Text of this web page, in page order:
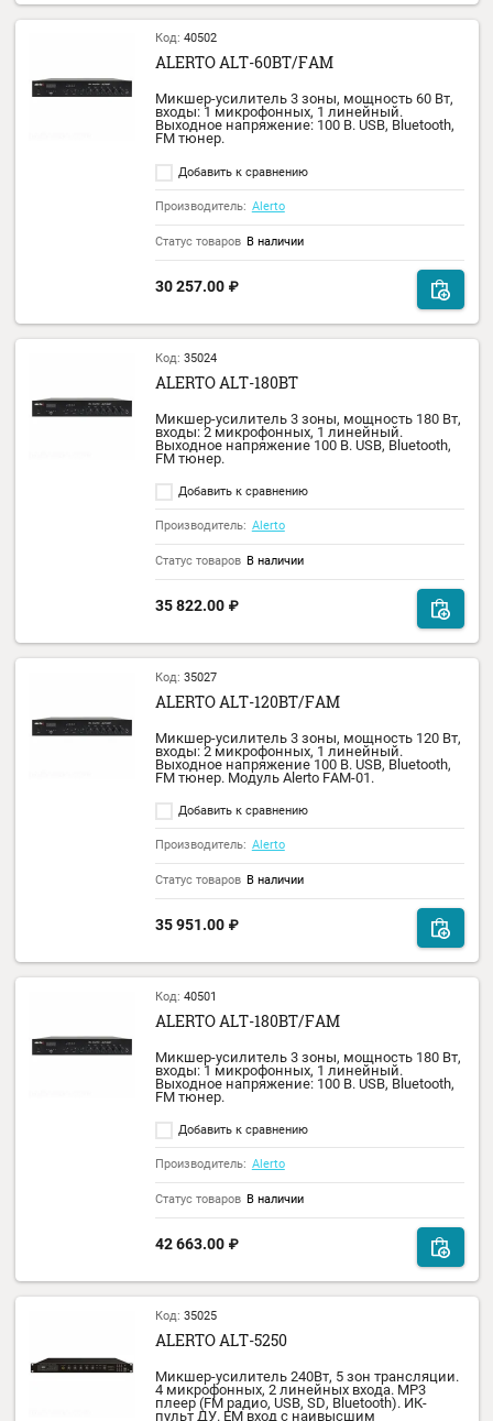
Код:35022
ALERTO ALT-60BT
Микшер-усилитель 3 зоны, мощность 60
входы: 2 микрофонных, 1 линейный.
Выходное напряжение: 100 В. USB,
Добавить к сравнению
Производитель:
23 417.00₽
ALERTO "БАЗОВЫЙ"
Настольный трансляционный микшер-
усилитель. Три зоны трансляции.
Регулировка громкости в каждой зоне.
Выходная мощность 35Вт. Входы: 2
микрофонных, 1 линейный. Выходное
напряжение: 100В. Возможность работы
нагрузку сопротивлением 4-16 Ом.
Напряжение питания 220В 50 Гц. USB порт
для воспроизведения файлов MP3.
FM тюнер.
Производитель:
26 000.00₽
Код:35023
ALERTO ALT-120BT
Микшер-усилитель 3 зоны, мощность 120
входы: 2 микрофонных, 1 линейный.
Выходное напряжение 100 В. USB,
Добавить к сравнению
Производитель: Alerto
Статус товаров В наличии
29 120.00
Код:40502
Микшер-усилитель 3 зоны, мощность 60
входы: 1 микрофонных, 1 линейный.
Выходное напряжение: 100 В. USB,
FM тюнер.
Добавить к сравнению
Производитель: Alerto